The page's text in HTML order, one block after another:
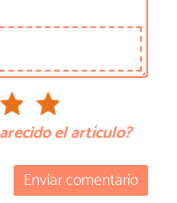
el artículo?
Enviar comentario